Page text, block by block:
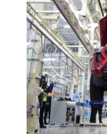
ACERO
Especificaciones:
Incluyendo
Garantizar
origen
para
de calidad